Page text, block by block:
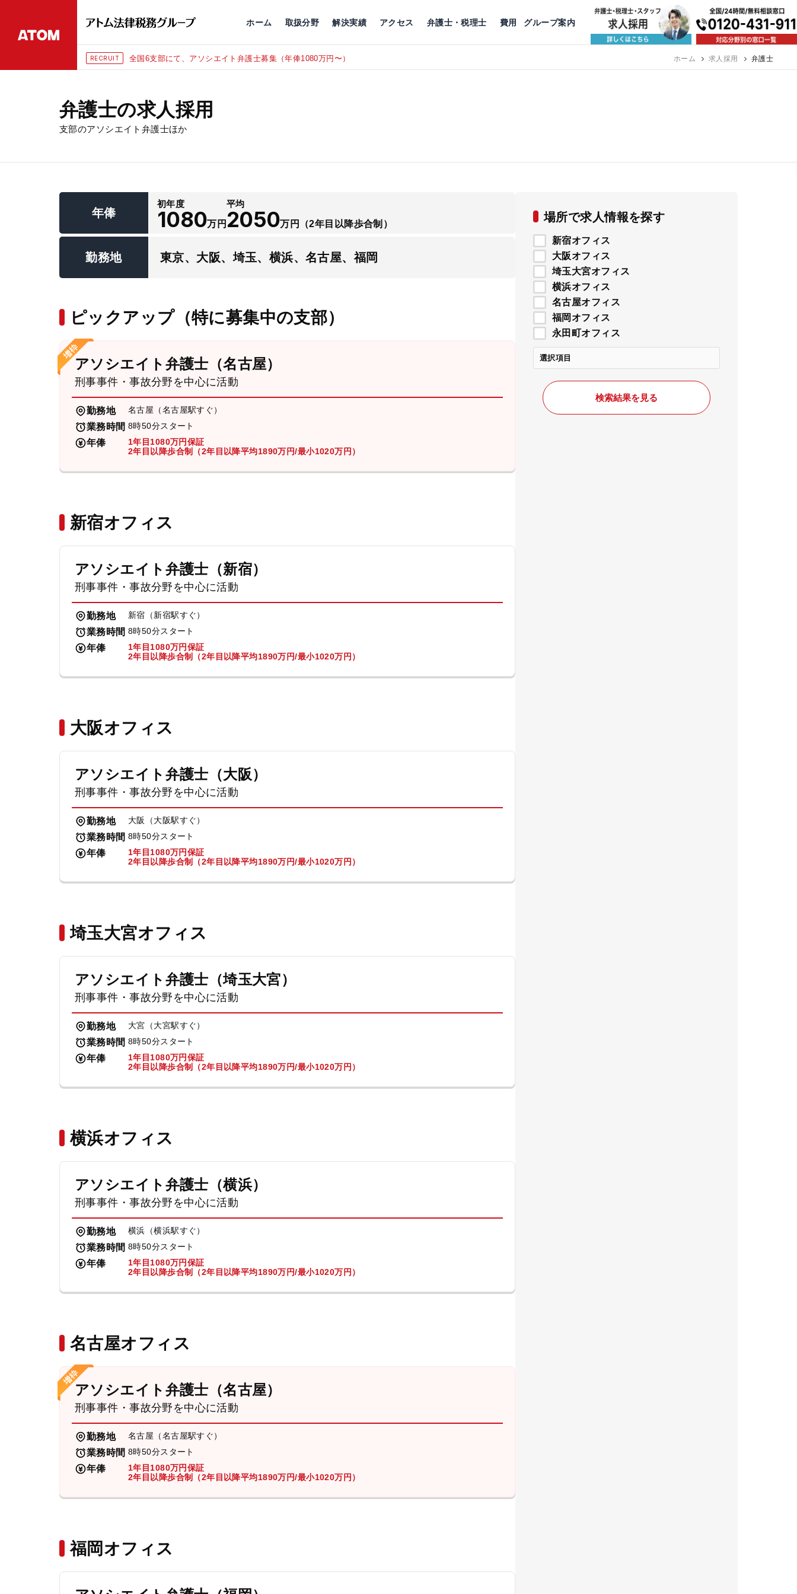
ホーム 取扱分野
公益活動
解決実績 アクセス
京都 神戸 福岡
弁護士・税理士 費用 グループ案内
RECRUIT 全国6支部にて、アソシエイト弁護士募集（年俸1080万円〜）
弁護士の求人採用
支部のアソシエイト弁護士ほか
場所で求人情報を探す
新宿オフィス
大阪オフィス
埼玉大宮オフィス
横浜オフィス
名古屋オフィス
福岡オフィス
永田町オフィス
選択項目
検索結果を見る
年俸
初年度
1080万円
平均
2050万円 （2年目以降歩合制）
勤務地 東京、大阪、埼玉、横浜、名古屋、福岡
ピックアップ（特に募集中の支部）
アソシエイト弁護士（名古屋）
刑事事件・事故分野を中心に活動
勤務地 名古屋（名古屋駅すぐ）
業務時間 8時50分スタート
年俸
1年目1080万円保証
2年目以降歩合制（2年目以降平均1890万円/最小1020万円）
新宿オフィス
アソシエイト弁護士（新宿）
刑事事件・事故分野を中心に活動
勤務地 新宿（新宿駅すぐ）
業務時間 8時50分スタート
年俸
1年目1080万円保証
2年目以降歩合制（2年目以降平均1890万円/最小1020万円）
大阪オフィス
アソシエイト弁護士（大阪）
刑事事件・事故分野を中心に活動
勤務地 大阪（大阪駅すぐ）
業務時間 8時50分スタート
年俸
1年目1080万円保証
2年目以降歩合制（2年目以降平均1890万円/最小1020万円）
埼玉大宮オフィス
アソシエイト弁護士（埼玉大宮）
刑事事件・事故分野を中心に活動
勤務地 大宮（大宮駅すぐ）
業務時間 8時50分スタート
年俸
1年目1080万円保証
2年目以降歩合制（2年目以降平均1890万円/最小1020万円）
横浜オフィス
アソシエイト弁護士（横浜）
刑事事件・事故分野を中心に活動
勤務地 横浜（横浜駅すぐ）
業務時間 8時50分スタート
年俸
1年目1080万円保証
2年目以降歩合制（2年目以降平均1890万円/最小1020万円）
名古屋オフィス
アソシエイト弁護士（名古屋）
刑事事件・事故分野を中心に活動
勤務地 名古屋（名古屋駅すぐ）
業務時間 8時50分スタート
年俸
1年目1080万円保証
2年目以降歩合制（2年目以降平均1890万円/最小1020万円）
福岡オフィス
ホーム 求人採用 弁護士